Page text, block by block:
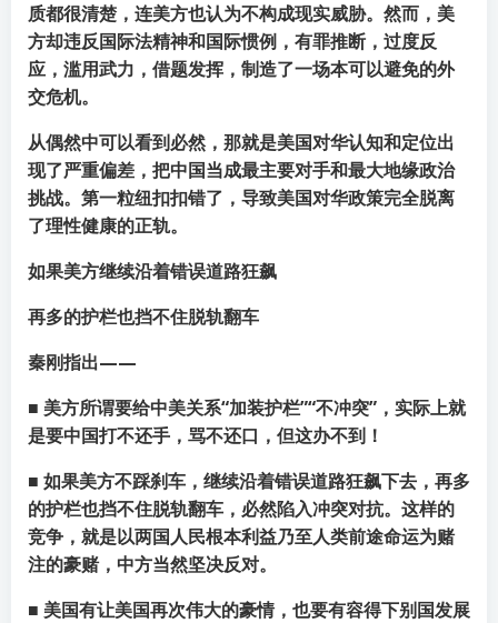
质都很清楚，连美方也认为不构成现实威胁。然而，美
方却违反国际法精神和国际惯例，有罪推断，过度反
应，滥用武力，借题发挥，制造了一场本可以避免的外
交危机。
从偶然中可以看到必然，那就是美国对华认知和定位出
现了严重偏差，把中国当成最主要对手和最大地缘政治
挑战。第一粒纽扣扣错了，导致美国对华政策完全脱离
了理性健康的正轨。
如果美方继续沿着错误道路狂飙
再多的护栏也挡不住脱轨翻车
秦刚指出——
■ 美方所谓要给中美关系“加装护栏”“不冲突”，实际上就
是要中国打不还手，骂不还口，但这办不到！
■ 如果美方不踩刹车，继续沿着错误道路狂飙下去，再多
的护栏也挡不住脱轨翻车，必然陷入冲突对抗。这样的
竞争，就是以两国人民根本利益乃至人类前途命运为赌
注的豪赌，中方当然坚决反对。
■ 美国有让美国再次伟大的豪情，也要有容得下别国发展